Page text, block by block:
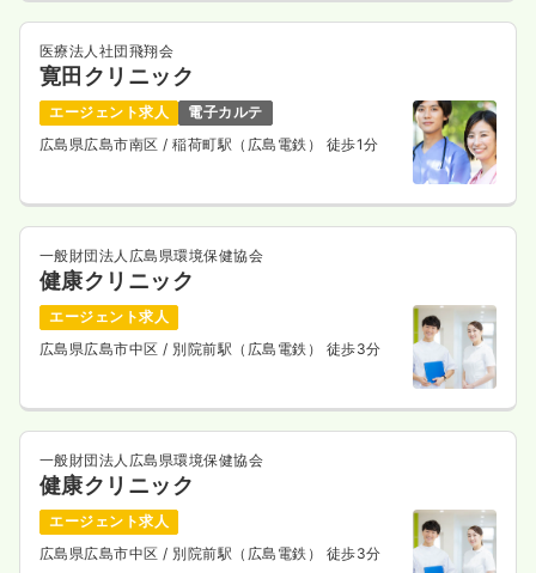
医療法人社団飛翔会
寛田クリニック
エージェント求人
電子カルテ
広島県広島市南区 / 稲荷町駅（広島電鉄） 徒歩1分
一般財団法人広島県環境保健協会
健康クリニック
エージェント求人
広島県広島市中区 / 別院前駅（広島電鉄） 徒歩3分
一般財団法人広島県環境保健協会
健康クリニック
エージェント求人
広島県広島市中区 / 別院前駅（広島電鉄） 徒歩3分